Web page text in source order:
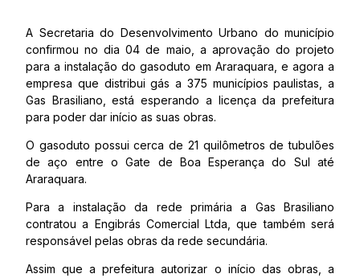
A Secretaria do Desenvolvimento Urbano do município
confirmou no dia 04 de maio, a aprovação do projeto
para a instalação do gasoduto em Araraquara, e agora a
empresa que distribui gás a 375 municípios paulistas, a
Gas Brasiliano, está esperando a licença da prefeitura
para poder dar início as suas obras.
O gasoduto possui cerca de 21 quilômetros de tubulões
de aço entre o Gate de Boa Esperança do Sul até
Araraquara.
Para a instalação da rede primária a Gas Brasiliano
contratou a Engibrás Comercial Ltda, que também será
responsável pelas obras da rede secundária.
Assim que a prefeitura autorizar o início das obras, a